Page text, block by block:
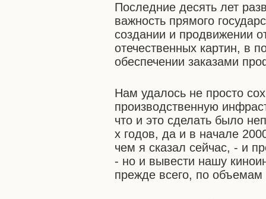
Последние десять лет
важность прямого
создании и продвижении
отечественных картин, в
обеспечении заказами
Нам удалось не просто
производственную
что и это сделать было
х годов, да и в начале
чем я сказал сейчас, - и
- но и вывести нашу
прежде всего, по